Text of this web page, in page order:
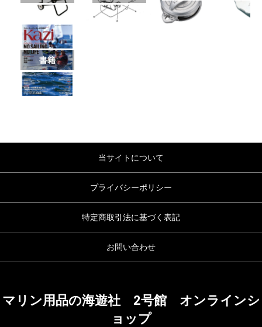
書籍
当サイトについて
プライバシーポリシー
特定商取引法に基づく表記
お問い合わせ
マリン用品の海遊社 2号館 オンラインシ
ョップ